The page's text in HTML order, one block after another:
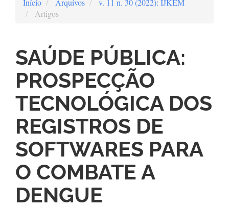
Início Arquivos
v. 11 n. 30 (2022): IJKEM
Artigos
SAÚDE PÚBLICA:
PROSPECÇÃO
TECNOLÓGICA DOS
REGISTROS DE
SOFTWARES PARA
O COMBATE A
DENGUE